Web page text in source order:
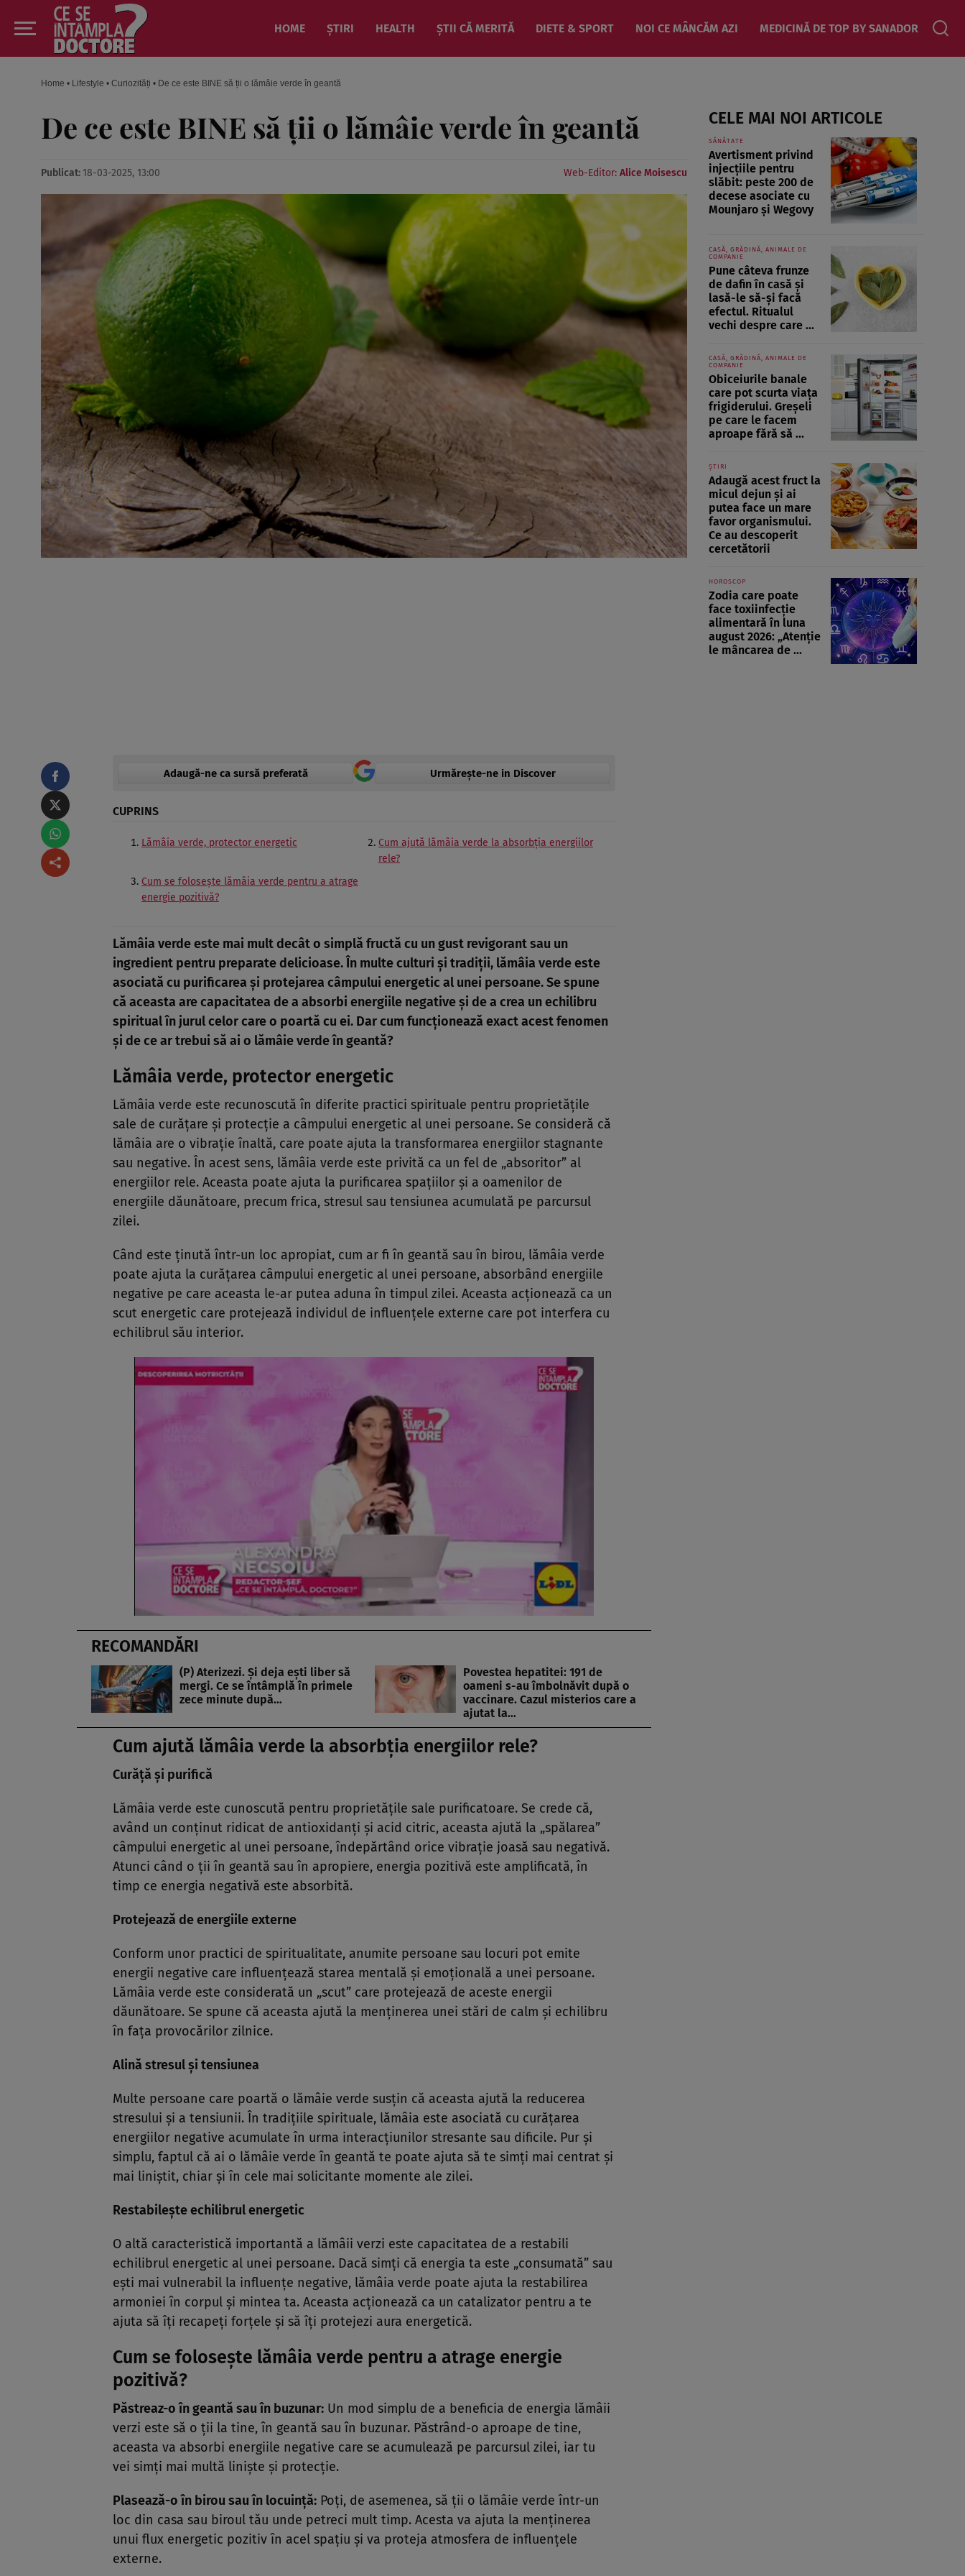
HOME ȘTIRI HEALTH ȘTII CĂ MERITĂ DIETE & SPORT NOI CE MÂNCĂM AZI MEDICINĂ DE TOP BY SANADOR
Home • Lifestyle • Curiozități • De ce este BINE să ții o lămâie verde în geantă
De ce este BINE să ții o lămâie verde în geantă
Publicat: 18-03-2025, 13:00 Web-Editor: Alice Moisescu
Adaugă-ne ca sursă preferată Urmărește-ne in Discover
CUPRINS
Lămâia verde, protector energetic
Cum ajută lămâia verde la absorbția energiilor
rele?
Cum se folosește lămâia verde pentru a atrage
energie pozitivă?
Lămâia verde este mai mult decât o simplă fructă cu un gust revigorant sau un
ingredient pentru preparate delicioase. În multe culturi și tradiții, lămâia verde este
asociată cu purificarea și protejarea câmpului energetic al unei persoane. Se spune
că aceasta are capacitatea de a absorbi energiile negative și de a crea un echilibru
spiritual în jurul celor care o poartă cu ei. Dar cum funcționează exact acest fenomen
și de ce ar trebui să ai o lămâie verde în geantă?
Lămâia verde, protector energetic
Lămâia verde este recunoscută în diferite practici spirituale pentru proprietățile
sale de curățare și protecție a câmpului energetic al unei persoane. Se consideră că
lămâia are o vibrație înaltă, care poate ajuta la transformarea energiilor stagnante
sau negative. În acest sens, lămâia verde este privită ca un fel de „absoritor” al
energiilor rele. Aceasta poate ajuta la purificarea spațiilor și a oamenilor de
energiile dăunătoare, precum frica, stresul sau tensiunea acumulată pe parcursul
zilei.
Când este ținută într-un loc apropiat, cum ar fi în geantă sau în birou, lămâia verde
poate ajuta la curățarea câmpului energetic al unei persoane, absorbând energiile
negative pe care aceasta le-ar putea aduna în timpul zilei. Aceasta acționează ca un
scut energetic care protejează individul de influențele externe care pot interfera cu
echilibrul său interior.
RECOMANDĂRI
(P) Aterizezi. Și deja ești liber să
mergi. Ce se întâmplă în primele
zece minute după…
Povestea hepatitei: 191 de
oameni s-au îmbolnăvit după o
vaccinare. Cazul misterios care a
ajutat la…
Cum ajută lămâia verde la absorbția energiilor rele?
Curăță și purifică
Lămâia verde este cunoscută pentru proprietățile sale purificatoare. Se crede că,
având un conținut ridicat de antioxidanți și acid citric, aceasta ajută la „spălarea”
câmpului energetic al unei persoane, îndepărtând orice vibrație joasă sau negativă.
Atunci când o ții în geantă sau în apropiere, energia pozitivă este amplificată, în
timp ce energia negativă este absorbită.
Protejează de energiile externe
Conform unor practici de spiritualitate, anumite persoane sau locuri pot emite
energii negative care influențează starea mentală și emoțională a unei persoane.
Lămâia verde este considerată un „scut” care protejează de aceste energii
dăunătoare. Se spune că aceasta ajută la menținerea unei stări de calm și echilibru
în fața provocărilor zilnice.
Alină stresul și tensiunea
Multe persoane care poartă o lămâie verde susțin că aceasta ajută la reducerea
stresului și a tensiunii. În tradițiile spirituale, lămâia este asociată cu curățarea
energiilor negative acumulate în urma interacțiunilor stresante sau dificile. Pur și
simplu, faptul că ai o lămâie verde în geantă te poate ajuta să te simți mai centrat și
mai liniștit, chiar și în cele mai solicitante momente ale zilei.
Restabilește echilibrul energetic
O altă caracteristică importantă a lămâii verzi este capacitatea de a restabili
echilibrul energetic al unei persoane. Dacă simți că energia ta este „consumată” sau
ești mai vulnerabil la influențe negative, lămâia verde poate ajuta la restabilirea
armoniei în corpul și mintea ta. Aceasta acționează ca un catalizator pentru a te
ajuta să îți recapeți forțele și să îți protejezi aura energetică.
Cum se folosește lămâia verde pentru a atrage energie
pozitivă?
Păstreaz-o în geantă sau în buzunar: Un mod simplu de a beneficia de energia lămâii
verzi este să o ții la tine, în geantă sau în buzunar. Păstrând-o aproape de tine,
aceasta va absorbi energiile negative care se acumulează pe parcursul zilei, iar tu
vei simți mai multă liniște și protecție.
Plasează-o în birou sau în locuință: Poți, de asemenea, să ții o lămâie verde într-un
loc din casa sau biroul tău unde petreci mult timp. Acesta va ajuta la menținerea
unui flux energetic pozitiv în acel spațiu și va proteja atmosfera de influențele
externe.
CELE MAI NOI ARTICOLE
SĂNĂTATE
Avertisment privind
injecțiile pentru
slăbit: peste 200 de
decese asociate cu
Mounjaro și Wegovy
CASĂ, GRĂDINĂ, ANIMALE DE
COMPANIE
Pune câteva frunze
de dafin în casă și
lasă-le să-și facă
efectul. Ritualul
vechi despre care ...
CASĂ, GRĂDINĂ, ANIMALE DE
COMPANIE
Obiceiurile banale
care pot scurta viața
frigiderului. Greșeli
pe care le facem
aproape fără să ...
ȘTIRI
Adaugă acest fruct la
micul dejun și ai
putea face un mare
favor organismului.
Ce au descoperit
cercetătorii
HOROSCOP
Zodia care poate
face toxiinfecție
alimentară în luna
august 2026: „Atenție
le mâncarea de ...